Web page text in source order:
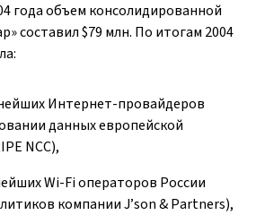
года объем консолидированной
составил $79 млн. По итогам 2004
Интернет-провайдеров
данных европейской
NCC),
Wi-Fi операторов России
компании J’son & Partners),